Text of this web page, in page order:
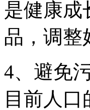
是健康成
品，调整
4、避免
目前人